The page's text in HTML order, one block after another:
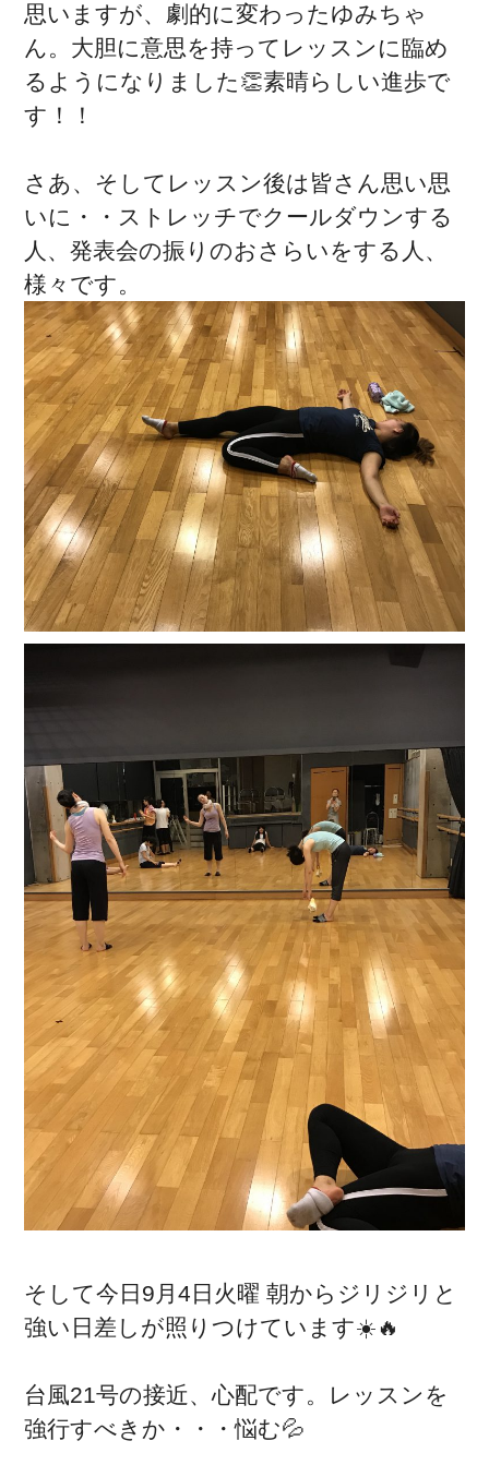
思いますが、劇的に変わったゆみちゃ
ん。大胆に意思を持ってレッスンに臨め
るようになりました👏素晴らしい進歩で
す！！
さあ、そしてレッスン後は皆さん思い思
いに・・ストレッチでクールダウンする
人、発表会の振りのおさらいをする人、
様々です。
そして今日9月4日火曜 朝からジリジリと
強い日差しが照りつけています☀️🔥
台風21号の接近、心配です。レッスンを
強行すべきか・・・悩む💦